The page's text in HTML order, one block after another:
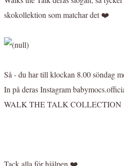
skokollektion som matchar det ❤️
Så - du har till klockan 8.00 söndag
In på deras Instagram
WALK THE TALK COLLECTION